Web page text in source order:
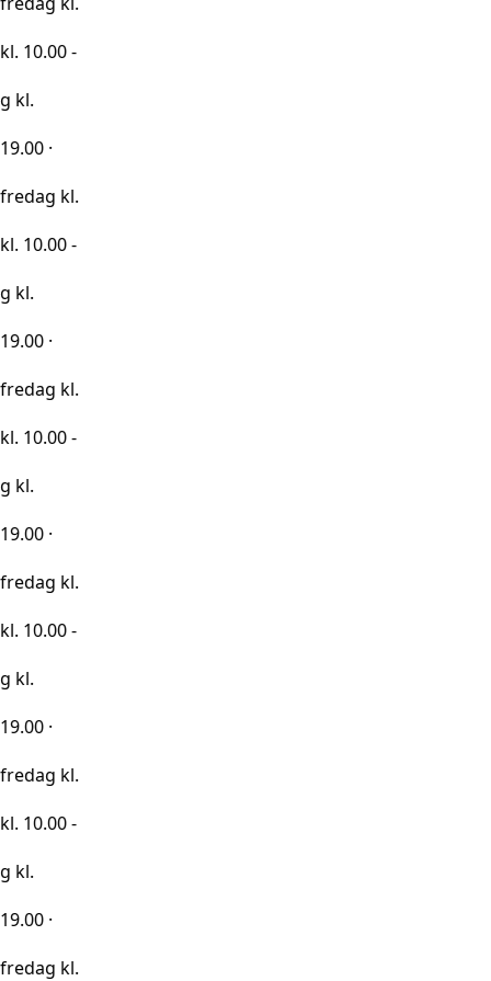
-
kl.
-
kl.
-
kl.
-
kl.
-
kl.